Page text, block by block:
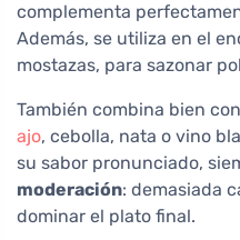
complementa
Además, se utiliza en el
mostazas, para sazonar
También combina bien
ajo, cebolla, nata o vino
su sabor pronunciado,
moderación: demasiada
dominar el plato final.